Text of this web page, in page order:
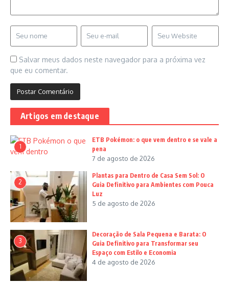
Salvar meus dados neste navegador para a próxima vez
que eu comentar.
Artigos em destaque
1
ETB Pokémon: o que vem dentro e se vale a
pena
7 de agosto de 2026
2
Plantas para Dentro de Casa Sem Sol: O
Guia Definitivo para Ambientes com Pouca
Luz
5 de agosto de 2026
3
Decoração de Sala Pequena e Barata: O
Guia Definitivo para Transformar seu
Espaço com Estilo e Economia
4 de agosto de 2026